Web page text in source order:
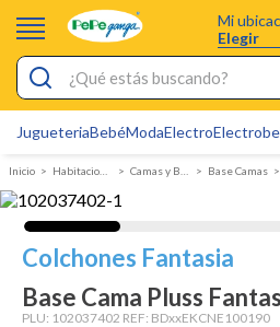
Mi
Elegir
¿Qué estás buscando?
JugueteriaBebéModaElectro
Habitacion y Colchones Camas y Base Camas Base Camas
Colchones Fantasia
Base Cama Pluss
PLU: 102037402 REF: BDxxEKCNE100190
Pijamas
Electro
Figuras Toy Story
Carters